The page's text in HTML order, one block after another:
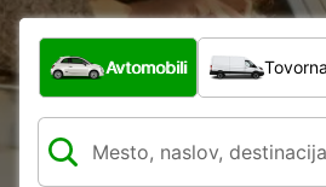
Katera vrsta vozila?
Avtomobili